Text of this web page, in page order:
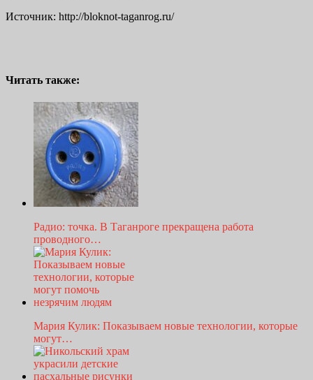
Источник: http://bloknot-taganrog.ru/
Читать также:
Радио: точка. В Таганроге прекращена работа
проводного…
Мария Кулик: Показываем новые технологии, которые
могут…